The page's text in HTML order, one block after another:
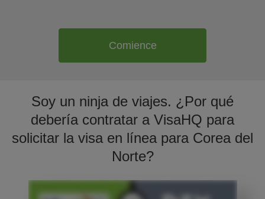
Comience
Soy un ninja de viajes. ¿Por qué
debería contratar a VisaHQ para
solicitar la visa en línea para Corea del
Norte?